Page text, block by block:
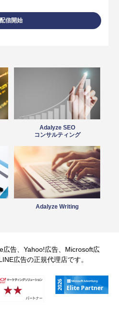
配信開始
Adalyze SEO
コンサルティング
Adalyze Writing
広告、Yahoo!広告、Microsoft広
広告の正規代理店です。